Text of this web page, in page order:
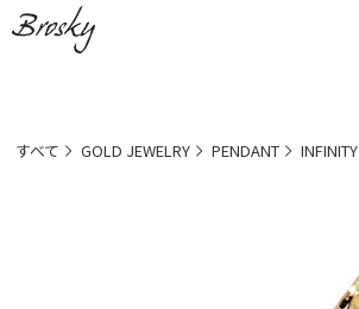
すべて GOLD JEWELRY PENDANT INFINITY